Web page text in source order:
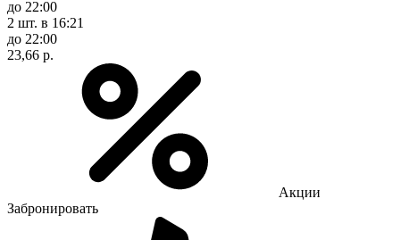
до 22:00
2 шт. в 16:21
до 22:00
23,66 р.
Акции
Забронировать